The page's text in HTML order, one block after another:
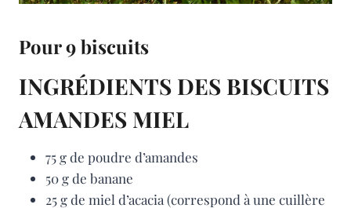
Pour 9 biscuits
INGRÉDIENTS DES BISCUITS
AMANDES MIEL
75 g de poudre d’amandes
50 g de banane
25 g de miel d’acacia (correspond à une cuillère